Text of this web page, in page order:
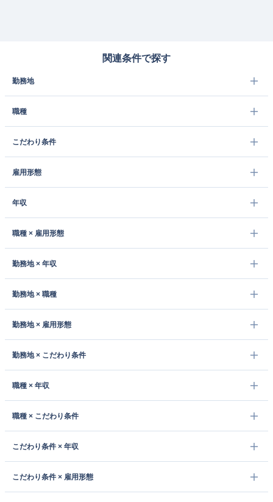
関連条件で探す
勤務地
職種
こだわり条件
雇用形態
年収
職種 × 雇用形態
勤務地 × 年収
勤務地 × 職種
勤務地 × 雇用形態
勤務地 × こだわり条件
職種 × 年収
職種 × こだわり条件
こだわり条件 × 年収
こだわり条件 × 雇用形態